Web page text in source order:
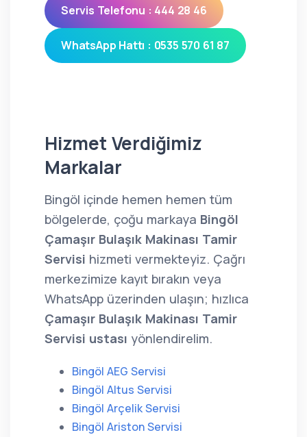
Servis Telefonu : 444 28 46
WhatsApp Hattı : 0535 570 61 87
Hizmet Verdiğimiz
Markalar
Bingöl içinde hemen hemen tüm
bölgelerde, çoğu markaya Bingöl
Çamaşır Bulaşık Makinası Tamir
Servisi hizmeti vermekteyiz. Çağrı
merkezimize kayıt bırakın veya
WhatsApp üzerinden ulaşın; hızlıca
Çamaşır Bulaşık Makinası Tamir
Servisi ustası yönlendirelim.
Bingöl AEG Servisi
Bingöl Altus Servisi
Bingöl Arçelik Servisi
Bingöl Ariston Servisi